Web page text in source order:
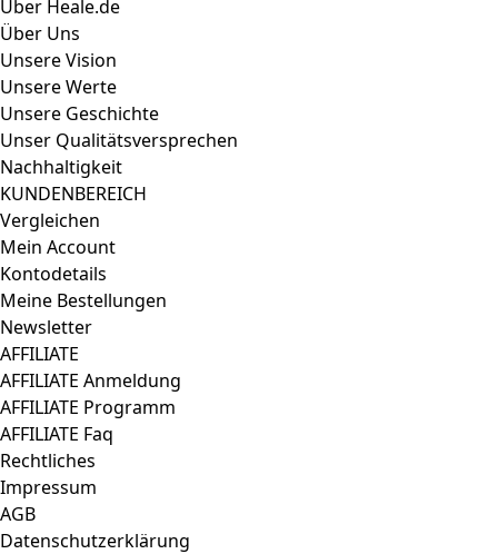
Über Heale.de
Über Uns
Unsere Vision
Unsere Werte
Unsere Geschichte
Unser Qualitätsversprechen
Nachhaltigkeit
KUNDENBEREICH
Vergleichen
Mein Account
Kontodetails
Meine Bestellungen
Newsletter
AFFILIATE
AFFILIATE Anmeldung
AFFILIATE Programm
AFFILIATE Faq
Rechtliches
Impressum
AGB
Datenschutzerklärung